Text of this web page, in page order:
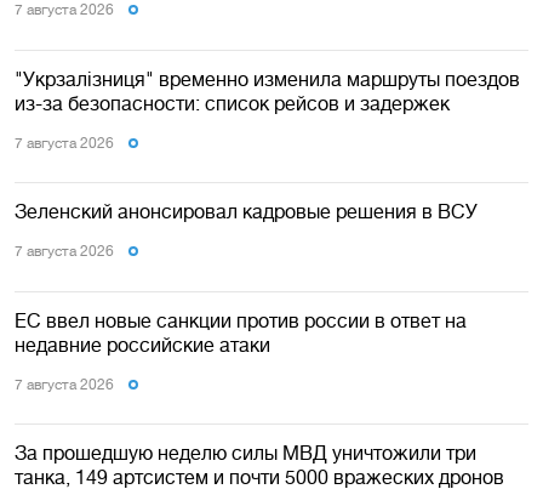
7 августа 2026
"Укрзалізниця" временно изменила маршруты поездов
из-за безопасности: список рейсов и задержек
7 августа 2026
Зеленский анонсировал кадровые решения в ВСУ
7 августа 2026
ЕС ввел новые санкции против россии в ответ на
недавние российские атаки
7 августа 2026
За прошедшую неделю силы МВД уничтожили три
танка, 149 артсистем и почти 5000 вражеских дронов